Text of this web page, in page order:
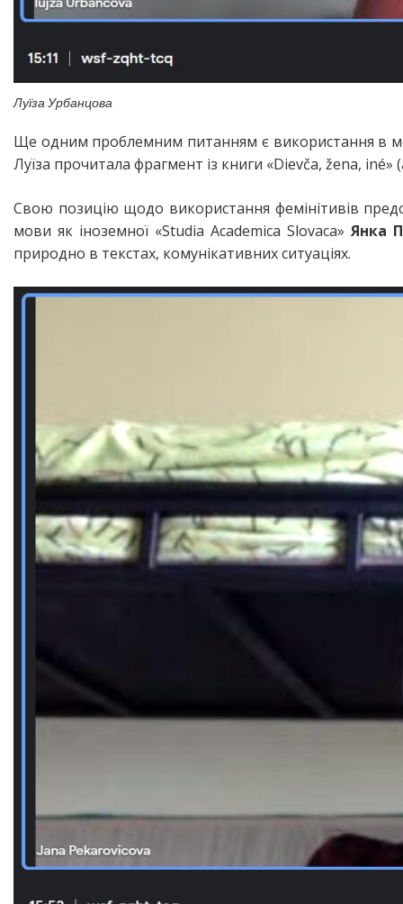
Луїза Урбанцова
Ще одним проблемним питанням є використання в
Луїза прочитала фрагмент із книги «Dievča, žena,
Свою позицію щодо використання фемінітивів
мови як іноземної «Studia Academica Slovaca»Янка
природно в текстах, комунікативних ситуаціях.